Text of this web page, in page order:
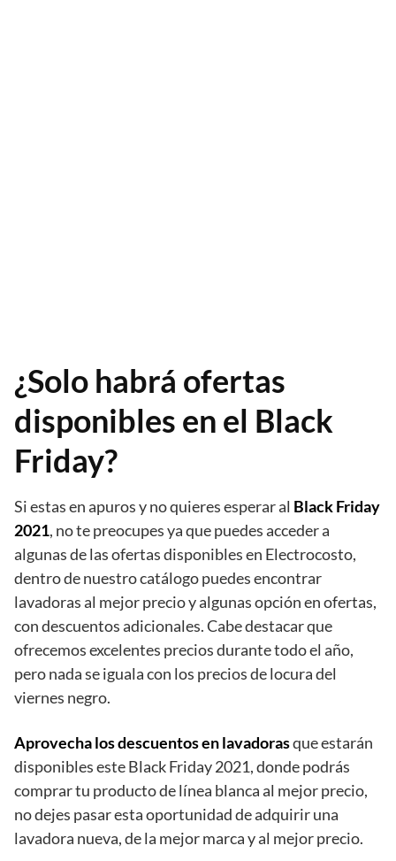
¿Solo habrá ofertas
disponibles en el Black
Friday?
Si estas en apuros y no quieres esperar al Black Friday
2021, no te preocupes ya que puedes acceder a
algunas de las ofertas disponibles en Electrocosto,
dentro de nuestro catálogo puedes encontrar
lavadoras al mejor precio y algunas opción en ofertas,
con descuentos adicionales. Cabe destacar que
ofrecemos excelentes precios durante todo el año,
pero nada se iguala con los precios de locura del
viernes negro.
Aprovecha los descuentos en lavadorasque estarán
disponibles este Black Friday 2021, donde podrás
comprar tu producto de línea blanca al mejor precio,
no dejes pasar esta oportunidad de adquirir una
lavadora nueva, de la mejor marca y al mejor precio.